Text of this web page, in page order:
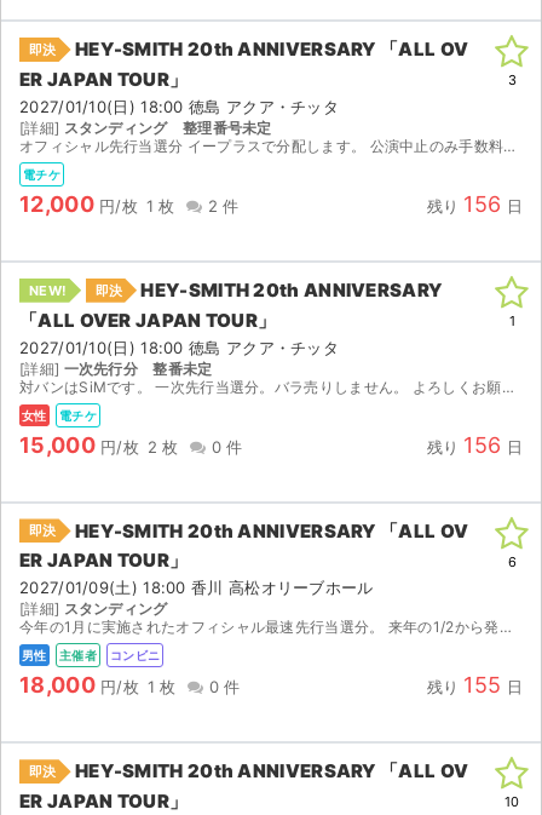
ご利用ガイド
ご利用ガイド
手数料・お支払い方法
AIに質問する
お知らせ
サイト情報
即決
HEY-SMITH 20th ANNIVERSARY 「ALL OV
ER JAPAN TOUR」
2027/01/10(日) 18:00 徳島 アクア・チッタ
[詳細] スタンディング 整理番号未定
オフィシャル先行当選分 イープラスで分配します。 公演中止のみ手数料を除き返金します。 それ以外のキャンセルは受け付けできません。
電チケ
12,000 円/枚 1 枚 2 件 残り 156 日
3
NEW! 即決
HEY-SMITH 20th ANNIVERSARY
「ALL OVER JAPAN TOUR」
2027/01/10(日) 18:00 徳島 アクア・チッタ
[詳細] 一次先行分 整番未定
対バンはSiMです。 一次先行当選分。バラ売りしません。 よろしくお願いします。
女性 電チケ
15,000 円/枚 2 枚 0 件 残り 156 日
1
即決
HEY-SMITH 20th ANNIVERSARY 「ALL OV
ER JAPAN TOUR」
2027/01/09(土) 18:00 香川 高松オリーブホール
[詳細] スタンディング
今年の1月に実施されたオフィシャル最速先行当選分。 来年の1/2から発券開始となりますので、その日になれば発券番号をお伝えするので、ご自身で最寄りのセブンイレブンにて発券下さい。 公演中止の場合...
男性 主催者 コンビニ
18,000 円/枚 1 枚 0 件 残り 155 日
6
即決
HEY-SMITH 20th ANNIVERSARY 「ALL OV
ER JAPAN TOUR」
10